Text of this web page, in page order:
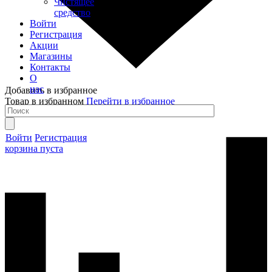
средство
Войти
Регистрация
Акции
Магазины
Контакты
О
нас
Войти Регистрация
корзина пуста
Добавить в избранное
Товар в избранном Перейти в избранное